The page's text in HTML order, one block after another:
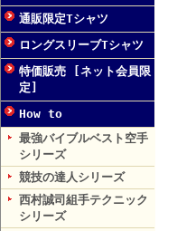
通販限定Tシャツ
ロングスリーブTシャツ
特価販売 [ネット会員限
定]
How to
最強バイブルベスト空手
シリーズ
競技の達人シリーズ
西村誠司組手テクニック
シリーズ